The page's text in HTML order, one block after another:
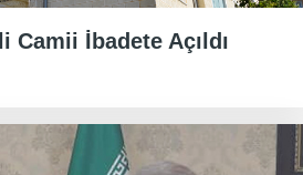
Camii İbadete Açıldı